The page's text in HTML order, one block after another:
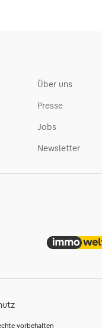
Über uns
Presse
Jobs
Newsletter
vorbehalten